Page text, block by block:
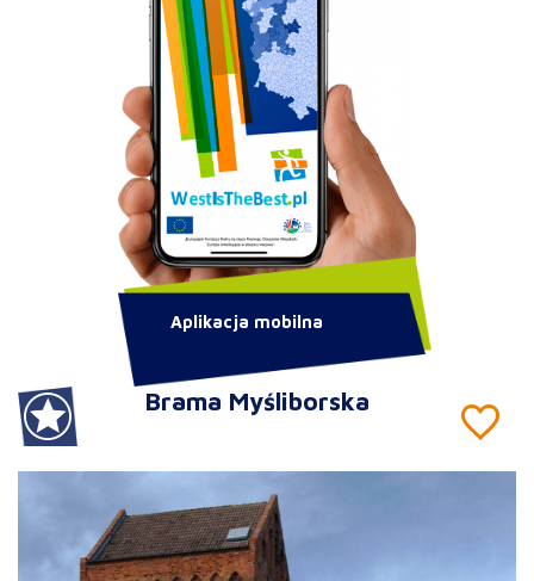
Brama Myśliborska
Aplikacja mobilna